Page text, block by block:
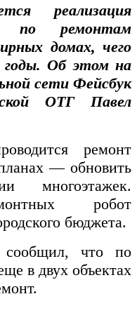
реализация
по ремонтам
домах, чего
годы. Об этом на
сети Фейсбук
ОТГ Павел
ремонт
— обновить
многоэтажек.
робот
бюджета.
сообщил, что по
в двух объектах